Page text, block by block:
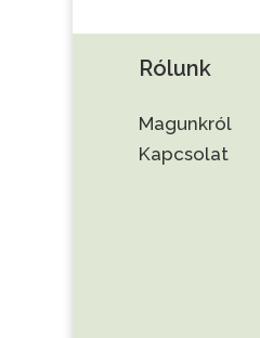
Rólunk
Magunkról
Kapcsolat